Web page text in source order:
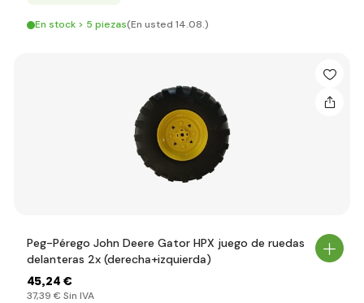
En stock > 5 piezas(En usted 14.08.)
Peg-Pérego John Deere Gator HPX juego de ruedas
delanteras 2x (derecha+izquierda)
45,24 €
37,39 € Sin IVA